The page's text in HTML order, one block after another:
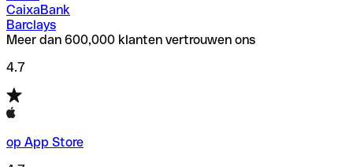
CaixaBank
Barclays
Meer dan 600,000 klanten vertrouwen ons
4.7
op App Store